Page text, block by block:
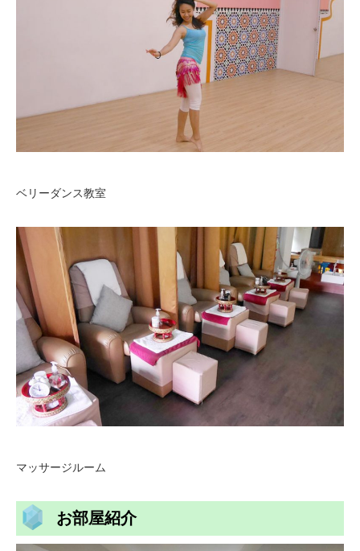
ベリーダンス教室
マッサージルーム
お部屋紹介